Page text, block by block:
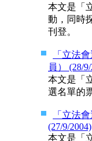
本文是「
動，同時
刊登。
「立法
員） (28/
本文是「
選名單的
「立法
(27/9/2004)
本文是「